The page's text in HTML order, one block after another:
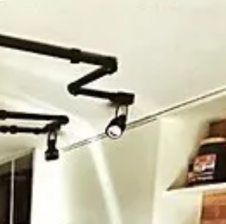
lavabo com revestimento de lajotas rústicas é uma
decisão que combina beleza, aconchego e